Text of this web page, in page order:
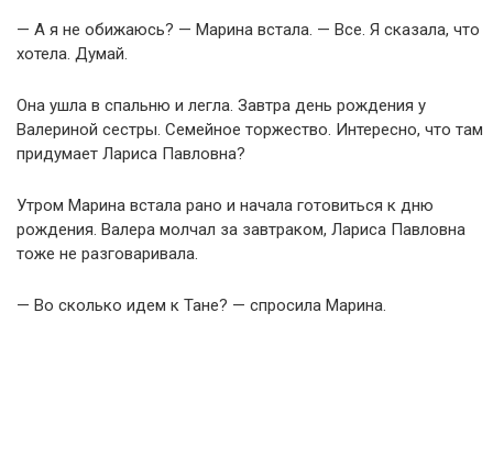
— А я не обижаюсь? — Марина встала. — Все. Я сказала, что
хотела. Думай.
Она ушла в спальню и легла. Завтра день рождения у
Валериной сестры. Семейное торжество. Интересно, что там
придумает Лариса Павловна?
Утром Марина встала рано и начала готовиться к дню
рождения. Валера молчал за завтраком, Лариса Павловна
тоже не разговаривала.
— Во сколько идем к Тане? — спросила Марина.